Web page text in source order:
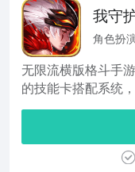
我守
角色扮
无限流横版格斗手
的技能卡搭配系统